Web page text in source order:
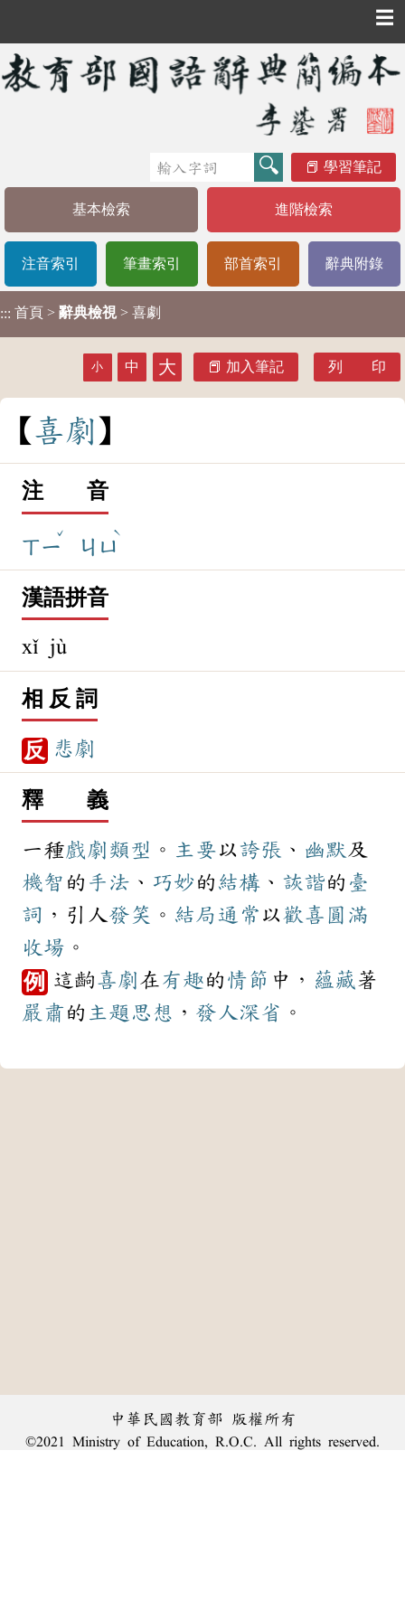
☰
學習筆記
基本檢索 進階檢索
注音索引 筆畫索引 部首索引 辭典附錄
::: 首頁 > 辭典檢視 > 喜劇
小 中 大 加入筆記 列 印
喜劇
注 音
ㄒㄧ
ˇ
ㄐㄩ
ˋ
漢語拼音
xǐ jù
相 反 詞
反 悲劇
釋 義
一種戲劇 類型 。 主要以誇張 、 幽默及
機智 的 手法 、 巧妙的結構 、 詼諧的 臺
詞 ，引人發笑 。 結局通常 以歡喜 圓滿
收場 。
例 這齣喜劇在有趣的 情節 中， 蘊藏著
嚴肅 的 主題 思想 ， 發人深省 。
中華民國教育部 版權所有
©2021 Ministry of Education, R.O.C. All rights reserved.